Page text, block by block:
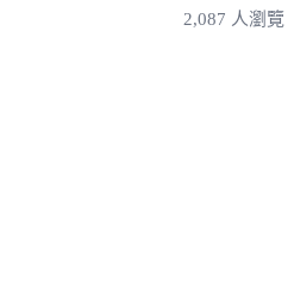
2,087 人瀏覽